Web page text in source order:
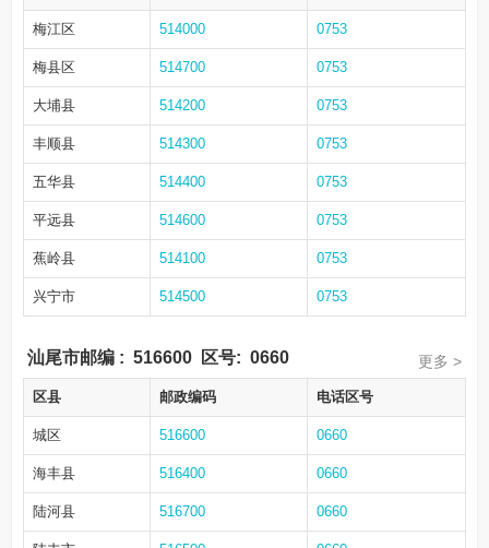
梅江区 514000 0753
梅县区 514700 0753
大埔县 514200 0753
丰顺县 514300 0753
五华县 514400 0753
平远县 514600 0753
蕉岭县 514100 0753
兴宁市 514500 0753
汕尾市邮编 : 516600 区号: 0660 更多 >
区县 邮政编码 电话区号
城区 516600 0660
海丰县 516400 0660
陆河县 516700 0660